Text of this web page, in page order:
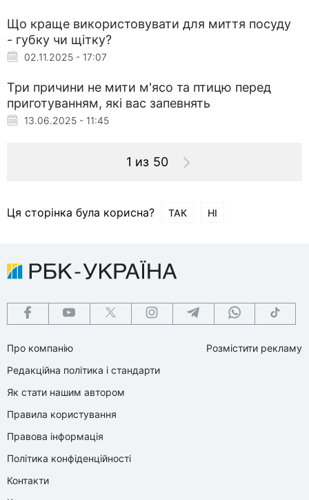
Що краще використовувати для миття посуду
- губку чи щітку?
02.11.2025 - 17:07
Три причини не мити м'ясо та птицю перед
приготуванням, які вас запевнять
13.06.2025 - 11:45
1 из 50
Ця сторінка була корисна? ТАК НІ
Про компанію
Редакційна політика і стандарти
Як стати нашим автором
Правила користування
Правова інформація
Політика конфіденційності
Контакти
Розмістити рекламу